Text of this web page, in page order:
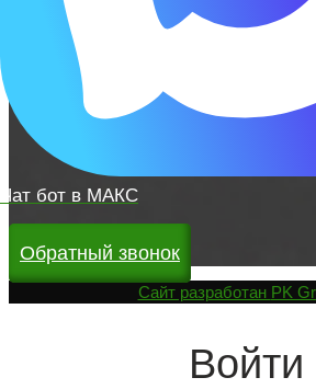
Чат бот в МАКС
Обратный звонок
Cайт разработан PK
Войти